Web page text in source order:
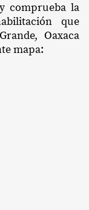
comprueba la
que
Oaxaca
mapa: